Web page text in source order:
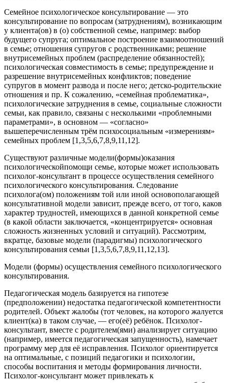
Семейное психологическое консультирование — это
консультирование по вопросам (затруднениям), возникающим
у клиента(ов) в (о) собственной семье, например: выбор
будущего супруга; оптимальное построение взаимоотношений
в семье; отношения супругов с родственниками; решение
внутрисемейных проблем (распределение обязанностей);
психологическая совместимость в семье; предупреждение и
разрешение внутрисемейных конфликтов; поведение
супругов в момент развода и после него; детско-родительские
отношения и пр. К сожалению, «семейная проблематика»,
психологические затруднения в семье, социальные сложности
семьи, как правило, связаны с несколькими «проблемными
параметрами», в основном — «согласно»
вышеперечисленным трём психосоциальным «измерениям»
семейных проблем [1,3,5,6,7,8,9,11,12].
Существуют различные модели(формы)оказания
психологическойпомощи семье, которые может использовать
психолог-консультант в процессе осуществления семейного
психологического консультирования. Следование
психолога(ом) положениям той или иной основополагающей
консультативной модели зависит, прежде всего, от того, каков
характер трудностей, имеющихся в данной конкретной семье
(в какой области заключается, «концентрируется» основная
сложность жизненных условий и ситуаций). Рассмотрим,
вкратце, базовые модели (парадигмы) психологического
консультирования семьи [1,3,5,6,7,8,9,11,12,13].
Модели (формы) осуществления семейного психологического
консультирования.
Педагогическая модель базируется на гипотезе
(предположении) недостатка педагогической компетентности
родителей. Объект жалобы (тот человек, на которого жалуется
клиент(ка) в таком случае, — его(её) ребёнок. Психолог-
консультант, вместе с родителем(ями) анализирует ситуацию
(например, имеется педагогическая запущенность), намечает
программу мер для её исправления. Психолог ориентируется
на оптимальные, с позиций педагогики и психологии,
способы воспитания и методы формирования личности.
Психолог-консультант может привлекать к